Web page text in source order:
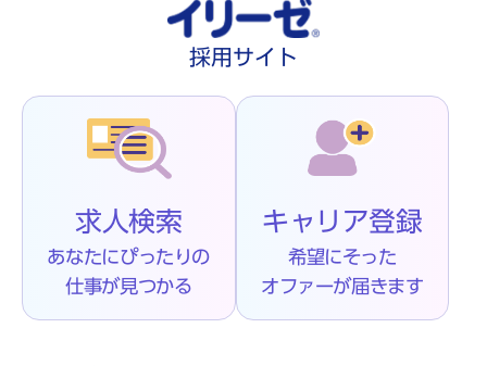
採用サイト
求人検索
あなたにぴったりの
仕事が見つかる
キャリア登録
希望にそった
オファーが届きます